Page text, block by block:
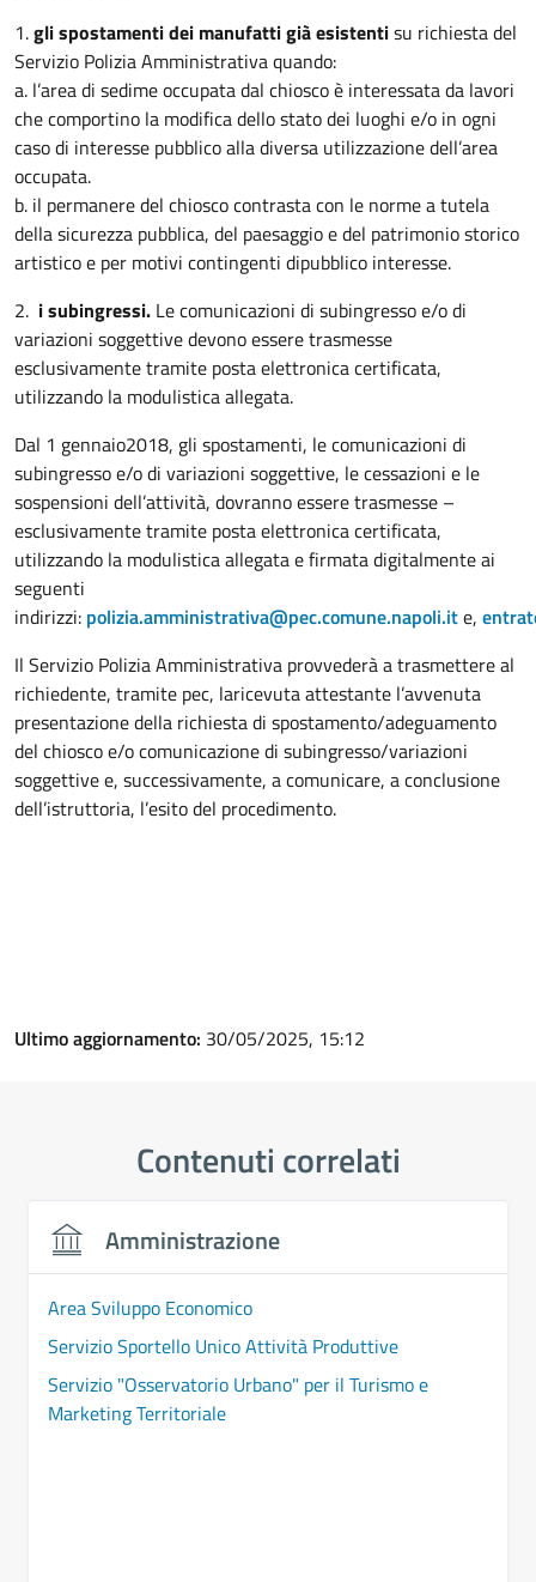
1.gli spostamenti dei manufatti già esistentisu richiesta del
Servizio Polizia Amministrativa quando:
a. l’area di sedime occupata dal chiosco è interessata da lavori
che comportino la modifica dello stato dei luoghi e/o in ogni
caso di interesse pubblico alla diversa utilizzazione dell’area
occupata.
b. il permanere del chiosco contrasta con le norme a tutela
della sicurezza pubblica, del paesaggio e del patrimonio storico
artistico e per motivi contingenti dipubblico interesse.
2. isubingressi. Le comunicazioni di subingresso e/o di
variazioni soggettive devono essere trasmesse
esclusivamente tramite posta elettronica certificata,
utilizzando la modulistica allegata.
Dal 1 gennaio2018, gli spostamenti, le comunicazioni di
subingresso e/o di variazioni soggettive, le cessazioni e le
sospensioni dell’attività, dovranno essere trasmesse –
esclusivamente tramite posta elettronica certificata,
utilizzando la modulistica allegata e firmata digitalmente ai
seguenti
indirizzi: polizia.amministrativa@pec.comune.napoli.ite,
Il Servizio Polizia Amministrativa provvederà a trasmettere al
richiedente, tramite pec, laricevuta attestante l’avvenuta
presentazione della richiesta di spostamento/adeguamento
del chiosco e/o comunicazione di subingresso/variazioni
soggettive e, successivamente, a comunicare, a conclusione
dell’istruttoria, l’esito del procedimento.
Ultimo aggiornamento: 30/05/2025, 15:12
Contenuti correlati
Amministrazione
Area Sviluppo Economico
Servizio Sportello Unico Attività Produttive
Servizio "Osservatorio Urbano" per il Turismo e
Marketing Territoriale